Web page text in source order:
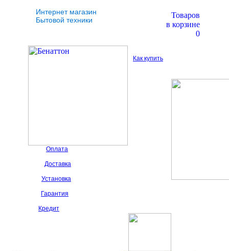
Интернет магазин
Бытовой техники
Товаров
в корзине
0
Как купить
Оплата
Доставка
Установка
Гарантия
Кредит